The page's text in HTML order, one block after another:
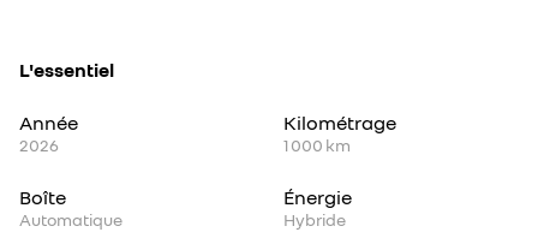
L'essentiel
Année
2026
Kilométrage
1 000 km
Boîte
Automatique
Énergie
Hybride